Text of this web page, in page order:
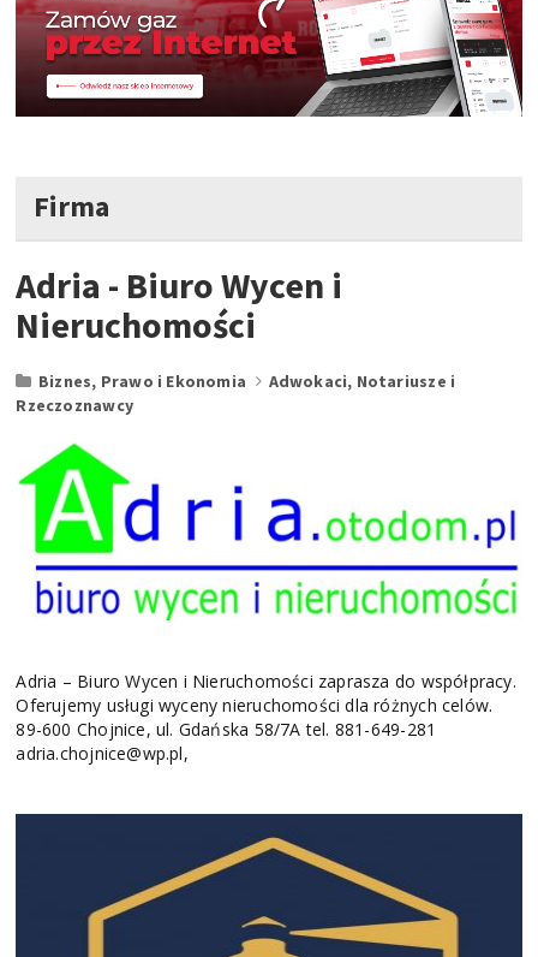
Firma
Adria - Biuro Wycen i
Nieruchomości
Biznes, Prawo i Ekonomia
Adwokaci, Notariusze i
Rzeczoznawcy
Adria – Biuro Wycen i Nieruchomości zaprasza do współpracy.
Oferujemy usługi wyceny nieruchomości dla różnych celów.
89-600 Chojnice, ul. Gdańska 58/7A tel. 881-649-281
adria.chojnice@wp.pl,